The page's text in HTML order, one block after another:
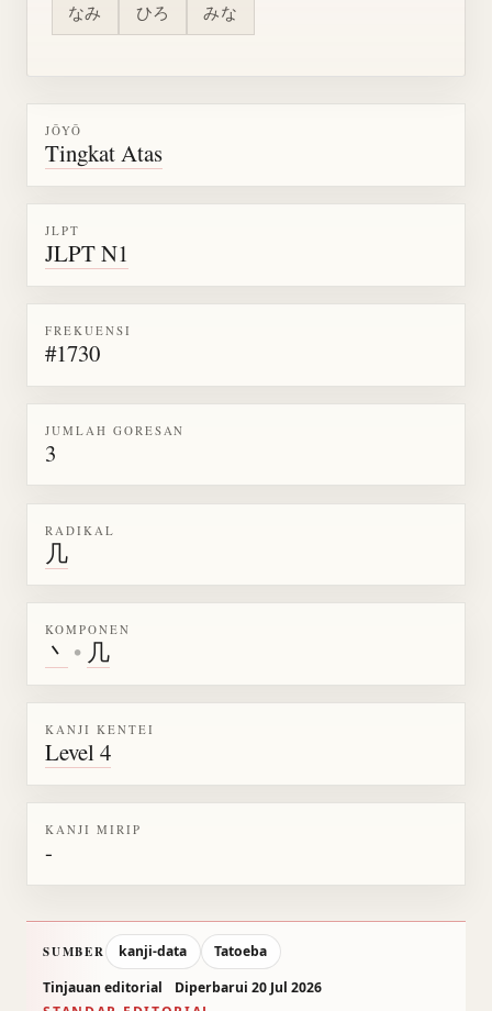
なみ ひろ みな
JŌYŌ
Tingkat Atas
JLPT
JLPT N1
FREKUENSI
#1730
JUMLAH GORESAN
3
RADIKAL
几
KOMPONEN
丶 • 几
KANJI KENTEI
Level 4
KANJI MIRIP
-
SUMBER kanji-data
Tatoeba
Tinjauan editorial
Diperbarui 20 Jul 2026